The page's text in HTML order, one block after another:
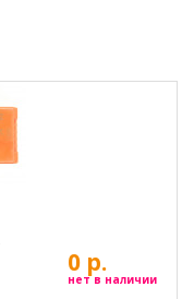
0 р.
нет в наличии